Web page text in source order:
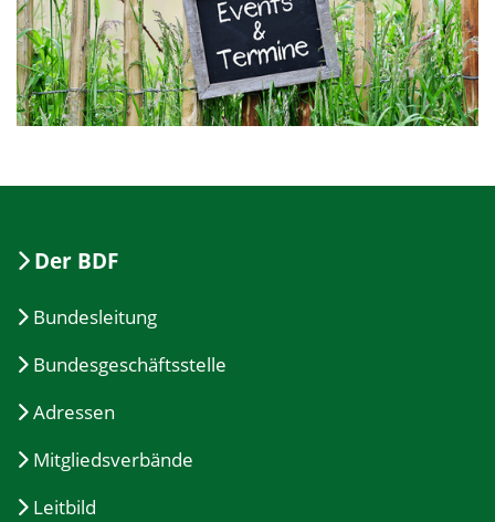
Der BDF
Bundesleitung
Bundesgeschäftsstelle
Adressen
Mitgliedsverbände
Leitbild